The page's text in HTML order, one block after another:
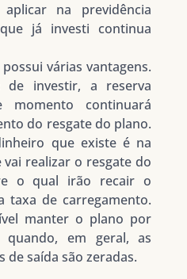
na previdência
já investi continua
várias vantagens.
de investir, a reserva
momento continuará
do resgate do plano.
que existe é na
realizar o resgate do
o qual irão recair o
taxa de carregamento.
manter o plano por
quando, em geral, as
de saída são zeradas.